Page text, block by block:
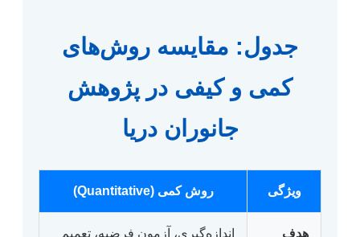
جدول: مقایسه روش‌های
کمی و کیفی در پژوهش
جانوران دریا
ویژگی روش کمی (Quantitative)
هدف
اندازه‌گیری، آزمون فرضیه، تعمیم